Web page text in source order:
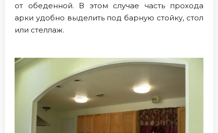
от обеденной. В этом случае часть прохода
арки удобно выделить под барную стойку, стол
или стеллаж.